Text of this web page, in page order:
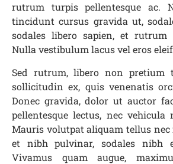
rutrum turpis pellentesque ac.
tincidunt cursus gravida ut,
sodales libero sapien, et rutrum
Nulla vestibulum lacus vel eros
Sed rutrum, libero non pretium
sollicitudin ex, quis venenatis
Donec gravida, dolor ut auctor
pellentesque lectus, nec
Mauris volutpat aliquam tellus
et nibh pulvinar, sodales nibh
Vivamus quam augue,